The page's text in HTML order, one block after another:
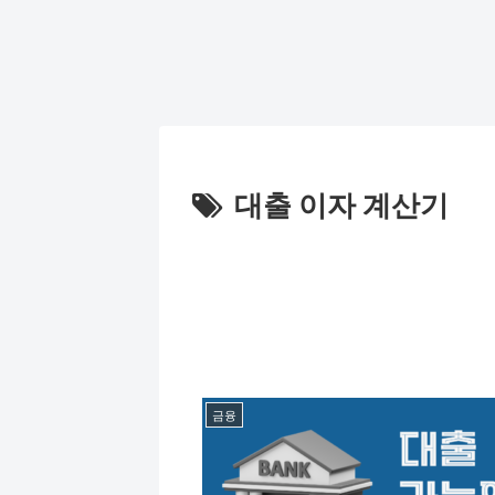
대출 이자 계산기
금융